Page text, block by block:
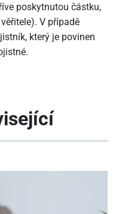
poskytnutou částku,
V případě
který je povinen